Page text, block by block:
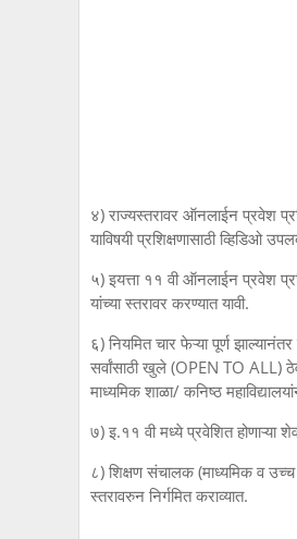
४) राज्यस्तरावर ऑनलाईन प्रवेश
याविषयी प्रशिक्षणासाठी व्हिडिओ
५) इयत्ता ११ वी ऑनलाईन प्रवेश
यांच्या स्तरावर करण्यात यावी.
६) नियमित चार फेऱ्या पूर्ण
सर्वांसाठी खुले (OPEN TO ALL)
माध्यमिक शाळा/ कनिष्ठ
७) इ.११ वी मध्ये प्रवेशित होणाऱ्या
८) शिक्षण संचालक (माध्यमिक व उच्च
स्तरावरुन निर्गमित कराव्यात.